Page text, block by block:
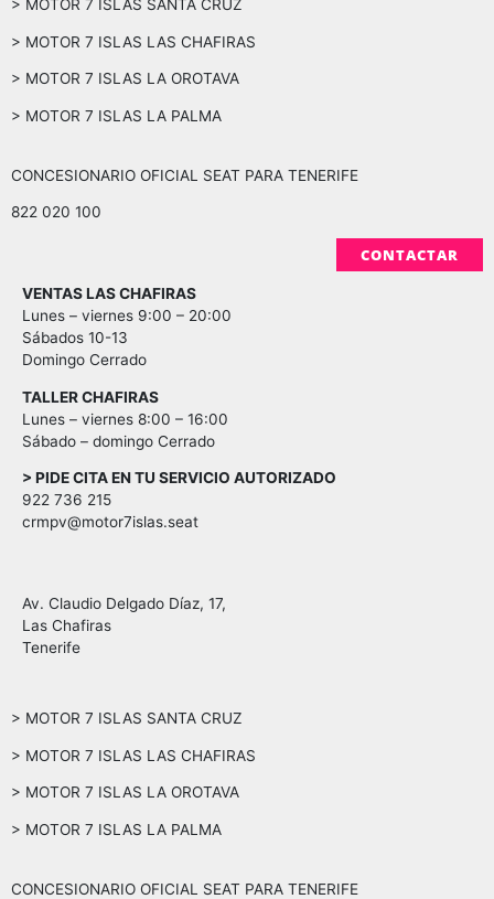
> MOTOR 7 ISLAS SANTA CRUZ
> MOTOR 7 ISLAS LAS CHAFIRAS
> MOTOR 7 ISLAS LA OROTAVA
> MOTOR 7 ISLAS LA PALMA
CONCESIONARIO OFICIAL SEAT PARA TENERIFE
822 020 100
CONTACTAR
VENTAS LAS CHAFIRAS
Lunes – viernes 9:00 – 20:00
Sábados 10-13
Domingo Cerrado
TALLER CHAFIRAS
Lunes – viernes 8:00 – 16:00
Sábado – domingo Cerrado
> PIDE CITA EN TU SERVICIO AUTORIZADO
922 736 215
crmpv@motor7islas.seat
Av. Claudio Delgado Díaz, 17,
Las Chafiras
Tenerife
> MOTOR 7 ISLAS SANTA CRUZ
> MOTOR 7 ISLAS LAS CHAFIRAS
> MOTOR 7 ISLAS LA OROTAVA
> MOTOR 7 ISLAS LA PALMA
CONCESIONARIO OFICIAL SEAT PARA TENERIFE